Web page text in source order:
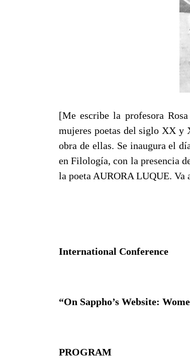
[Me escribe la profesora
mujeres poetas del siglo XX y
obra de ellas. Se inaugura el
en Filología, con la presencia
la poeta AURORA LUQUE. Va
International Conference
“On Sappho’s Website:
PROGRAM